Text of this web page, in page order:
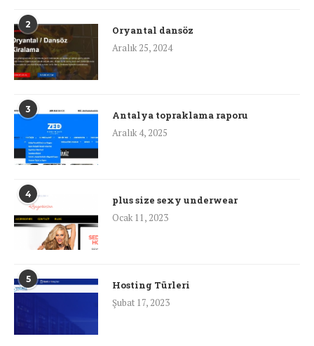
2
Oryantal dansöz
Aralık 25, 2024
3
Antalya topraklama raporu
Aralık 4, 2025
4
plus size sexy underwear
Ocak 11, 2023
5
Hosting Türleri
Şubat 17, 2023